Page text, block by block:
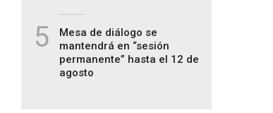
5
Mesa de diálogo se
mantendrá en “sesión
permanente” hasta el 12 de
agosto